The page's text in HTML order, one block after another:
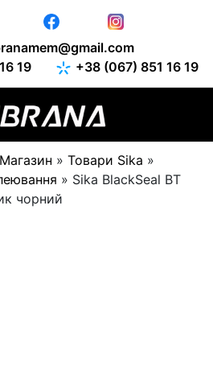
19
+38 (067) 851 16 19
Магазин » Товари Sika »
» Sika BlackSeal BT
чорний